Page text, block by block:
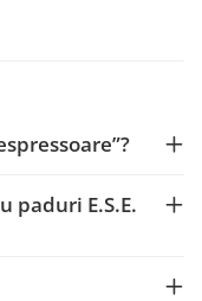
paduri E.S.E.